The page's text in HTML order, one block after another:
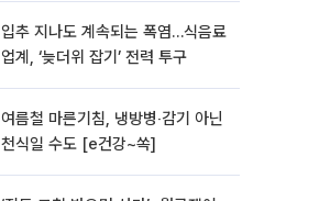
입추 지나도 계속되는 폭염…식음료
업계, ‘늦더위 잡기’ 전력 투구
여름철 마른기침, 냉방병‧감기 아닌
천식일 수도 [e건강~쏙]